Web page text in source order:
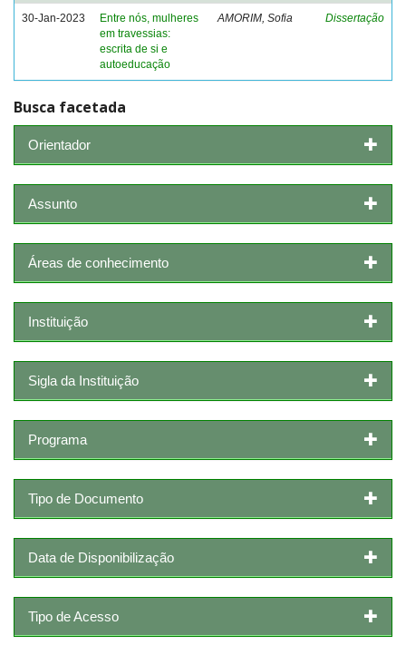
30-Jan-2023
Entre nós, mulheres
em travessias:
escrita de si e
autoeducação
AMORIM, Sofia Dissertação
Busca facetada
Orientador
Assunto
Áreas de conhecimento
Instituição
Sigla da Instituição
Programa
Tipo de Documento
Data de Disponibilização
Tipo de Acesso